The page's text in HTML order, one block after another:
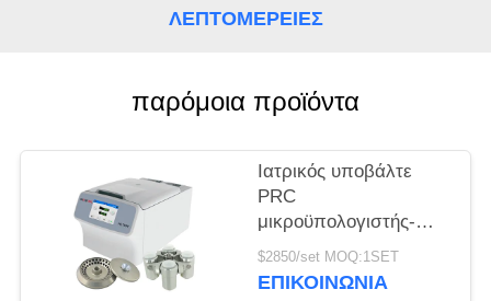
ΛΕΠΤΟΜΈΡΕΙΕΣ
παρόμοια προϊόντα
Ιατρικός υποβάλτε
PRC
μικροϋπολογιστής-
σωλήνων H1750R σε
φυγοκέντρωση τη
$2850/set MOQ:1SET
ΕΠΙΚΟΙΝΩΝΊΑ